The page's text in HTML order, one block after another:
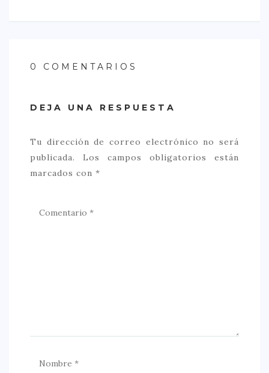
0 COMENTARIOS
DEJA UNA RESPUESTA
Tu dirección de correo electrónico no será
publicada.
Los campos obligatorios están
marcados con *